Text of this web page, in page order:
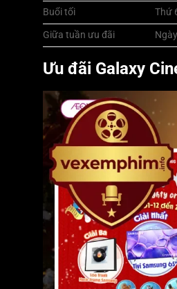
Buổi tối
Thứ
Giữa tuần ưu đãi
Ưu đãi Galaxy